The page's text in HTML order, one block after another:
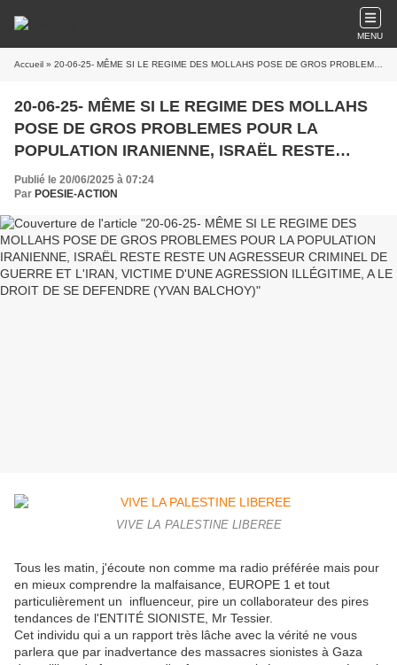
MENU
Accueil » 20-06-25- MÊME SI LE REGIME DES MOLLAHS POSE DE GROS PROBLEMES POUR LA POPULATION IRANIENNE, ISRAËL RESTE RESTE UN AGRESSEUR CRIMINEL DE GUERRE ET L'IRAN, VICTIME D'UNE AGRESSION ILLÉGITIME, A LE DROIT DE SE DEFENDRE (YVAN BALCHOY)
20-06-25- MÊME SI LE REGIME DES MOLLAHS
POSE DE GROS PROBLEMES POUR LA
POPULATION IRANIENNE, ISRAËL RESTE
RESTE UN AGRESSEUR CRIMINEL DE GUERRE
ET L'IRAN, VICTIME D'UNE AGRESSION
ILLÉGITIME, A LE DROIT DE SE DEFENDRE
(YVAN BALCHOY)
Publié le 20/06/2025 à 07:24
Par POESIE-ACTION
VIVE LA PALESTINE LIBEREE
Tous les matin, j'écoute non comme ma radio préférée mais pour
en mieux comprendre la malfaisance, EUROPE 1 et tout
particulièrement un influenceur, pire un collaborateur des pires
tendances de l'ENTITÉ SIONISTE, Mr Tessier.
Cet individu qui a un rapport très lâche avec la vérité ne vous
parlera que par inadvertance des massacres sionistes à Gaza